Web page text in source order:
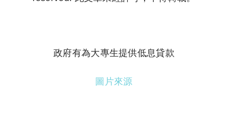
政府有為大專生提供低息貸款
圖片來源